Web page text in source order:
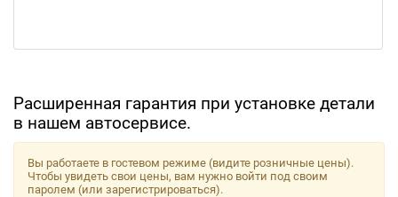
Расширенная гарантия при установке детали
в нашем автосервисе.
Вы работаете в гостевом режиме (видите розничные цены).
Чтобы увидеть свои цены, вам нужно войти под своим
паролем (или зарегистрироваться).